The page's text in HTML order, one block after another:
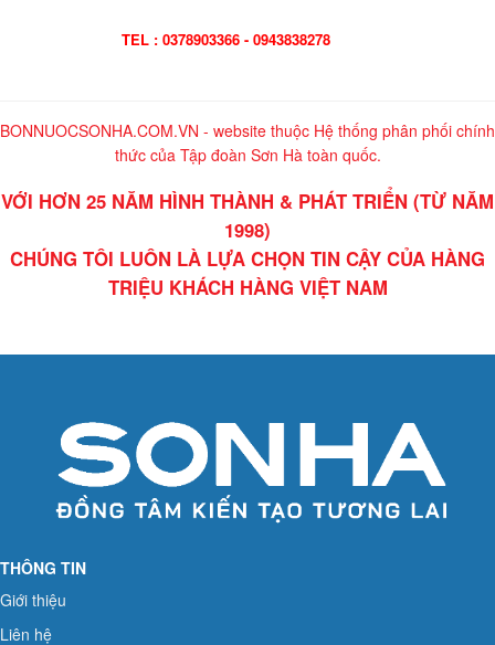
TEL : 0378903366 - 0943838278
BONNUOCSONHA.COM.VN - website thuộc Hệ thống phân phối chính
thức của Tập đoàn Sơn Hà toàn quốc.
VỚI HƠN 25 NĂM HÌNH THÀNH & PHÁT TRIỂN (TỪ NĂM
1998)
CHÚNG TÔI LUÔN LÀ LỰA CHỌN TIN CẬY CỦA HÀNG
TRIỆU KHÁCH HÀNG VIỆT NAM
THÔNG TIN
Giới thiệu
Liên hệ